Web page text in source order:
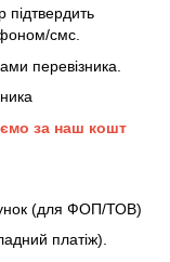
смс.
перевізника.
за наш кошт
(для ФОП/ТОВ)
платіж).